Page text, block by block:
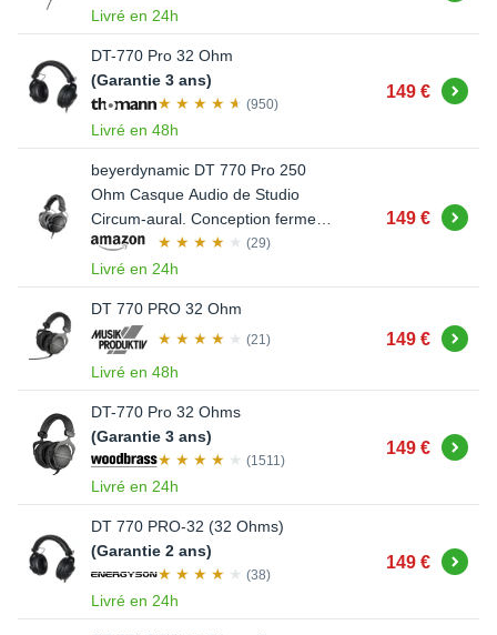
Livré en 24h
DT-770 Pro 32 Ohm
(Garantie 3 ans)
(950)
Livré en 48h
149 € Acheter
beyerdynamic DT 770 Pro 250
Ohm Casque Audio de Studio
Circum-aural. Conception ferme,
Filaire, pour l'enregistrement et Le
Monitoring Professionnels.
Fabriqu la Main en Allemagne.
(29)
Livré en 24h
149 € Acheter
DT 770 PRO 32 Ohm
(21)
Livré en 48h
149 € Acheter
DT-770 Pro 32 Ohms
(Garantie 3 ans)
(1511)
Livré en 24h
149 € Acheter
DT 770 PRO-32 (32 Ohms)
(Garantie 2 ans)
(38)
Livré en 24h
149 € Acheter